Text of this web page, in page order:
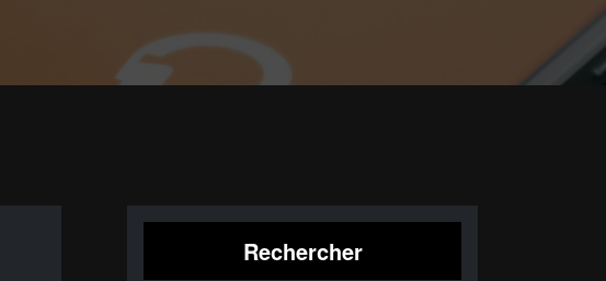
Rechercher